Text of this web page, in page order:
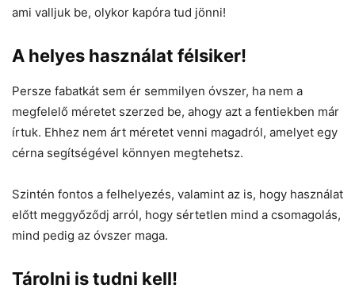
ami valljuk be, olykor kapóra tud jönni!
A helyes használat félsiker!
Persze fabatkát sem ér semmilyen óvszer, ha nem a
megfelelő méretet szerzed be, ahogy azt a fentiekben már
írtuk. Ehhez nem árt méretet venni magadról, amelyet egy
cérna segítségével könnyen megtehetsz.
Szintén fontos a felhelyezés, valamint az is, hogy használat
előtt meggyőződj arról, hogy sértetlen mind a csomagolás,
mind pedig az óvszer maga.
Tárolni is tudni kell!